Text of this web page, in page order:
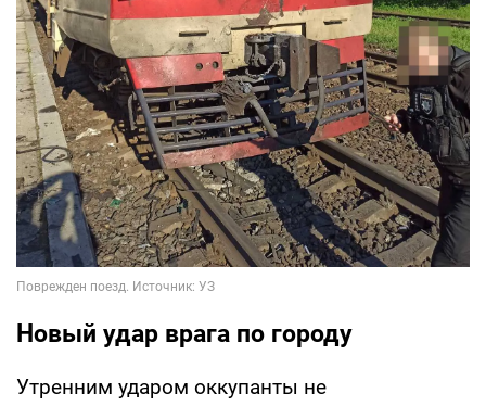
Новый удар врага по городу
Утренним ударом оккупанты не